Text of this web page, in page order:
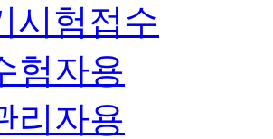
시험접수
험자용
리자용